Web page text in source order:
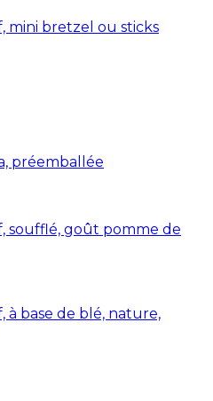
mini bretzel ou sticks
préemballée
soufflé, goût pomme de
à base de blé, nature,